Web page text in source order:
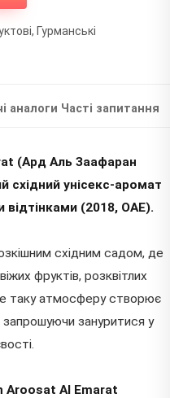
Гурманські
аналоги Часті запитання
(Ард Аль Заафаран
східний унісекс-аромат
(2018, ОАЕ).
східним садом, де
фруктів, розквітлих
таку атмосферу створює
зануритися у
Aroosat Al Emarat